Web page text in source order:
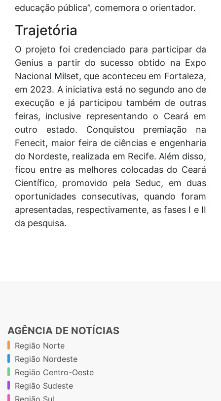
educação pública”, comemora o orientador.
Trajetória
O projeto foi credenciado para participar da
Genius a partir do sucesso obtido na Expo
Nacional Milset, que aconteceu em Fortaleza,
em 2023. A iniciativa está no segundo ano de
execução e já participou também de outras
feiras, inclusive representando o Ceará em
outro estado. Conquistou premiação na
Fenecit, maior feira de ciências e engenharia
do Nordeste, realizada em Recife. Além disso,
ficou entre as melhores colocadas do Ceará
Científico, promovido pela Seduc, em duas
oportunidades consecutivas, quando foram
apresentadas, respectivamente, as fases I e II
da pesquisa.
AGÊNCIA DE NOTÍCIAS
Região Norte
Região Nordeste
Região Centro-Oeste
Região Sudeste
Região Sul